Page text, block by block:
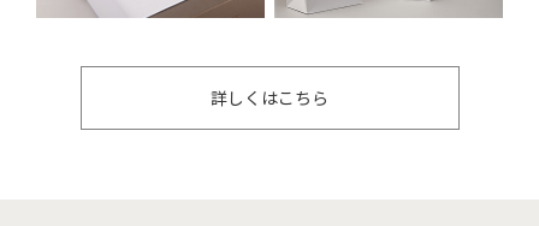
詳しくはこちら